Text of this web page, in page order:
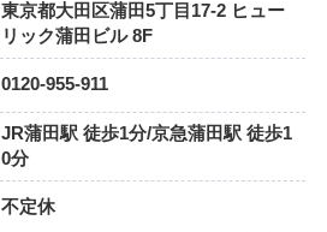
東京都大田区蒲田5丁目17-2 ヒュー
リック蒲田ビル 8F
0120-955-911
JR蒲田駅 徒歩1分/京急蒲田駅 徒歩1
0分
不定休